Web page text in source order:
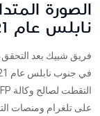
الصورة
نابلس عام 2021
فريق شييك بعد
على تلغرام ومنصات